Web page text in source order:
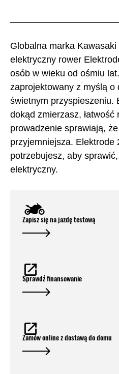
Globalna marka
elektryczny rower
osób w wieku od ośmiu
zaprojektowany z myślą o
świetnym przyspieszeniu.
dokąd zmierzasz, łatwość
prowadzenie sprawiają,
przyjemniejsza. Elektrode
potrzebujesz, aby
elektryczny.
Zapisz się na jazdę testową
Sprawdź finansowanie
Zamów online z dostawą do domu